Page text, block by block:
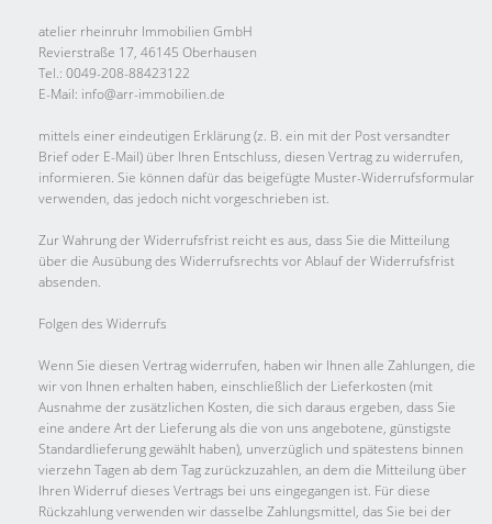
atelier rheinruhr Immobilien GmbH
Revierstraße 17, 46145 Oberhausen
Tel.: 0049-208-88423122
E-Mail: info@arr-immobilien.de
mittels einer eindeutigen Erklärung (z. B. ein mit der Post versandter
Brief oder E-Mail) über Ihren Entschluss, diesen Vertrag zu widerrufen,
informieren. Sie können dafür das beigefügte Muster-Widerrufsformular
verwenden, das jedoch nicht vorgeschrieben ist.
Zur Wahrung der Widerrufsfrist reicht es aus, dass Sie die Mitteilung
über die Ausübung des Widerrufsrechts vor Ablauf der Widerrufsfrist
absenden.
Folgen des Widerrufs
Wenn Sie diesen Vertrag widerrufen, haben wir Ihnen alle Zahlungen, die
wir von Ihnen erhalten haben, einschließlich der Lieferkosten (mit
Ausnahme der zusätzlichen Kosten, die sich daraus ergeben, dass Sie
eine andere Art der Lieferung als die von uns angebotene, günstigste
Standardlieferung gewählt haben), unverzüglich und spätestens binnen
vierzehn Tagen ab dem Tag zurückzuzahlen, an dem die Mitteilung über
Ihren Widerruf dieses Vertrags bei uns eingegangen ist. Für diese
Rückzahlung verwenden wir dasselbe Zahlungsmittel, das Sie bei der